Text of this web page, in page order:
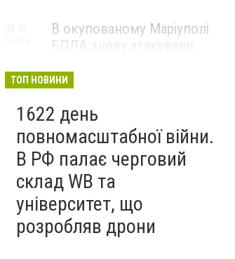
В окупованому Маріуполі
БПЛА знову атакували
— ВІДЕО
ТОП НОВИНИ
1622 день
повномасштабної війни.
В РФ палає черговий
склад WB та
університет, що
розробляв дрони